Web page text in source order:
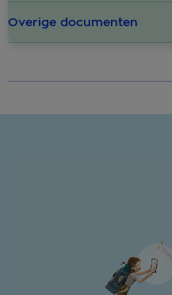
Overige documenten